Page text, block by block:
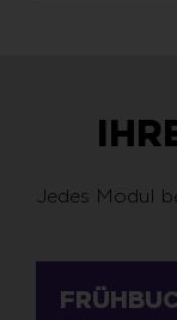
Jedes Modul